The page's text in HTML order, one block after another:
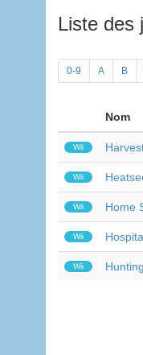
Liste des
0-9 A B
Nom
Wii
Wii
Wii Home
Wii
Wii